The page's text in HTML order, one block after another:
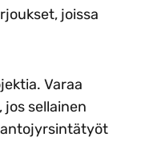
joissa
Varaa
sellainen